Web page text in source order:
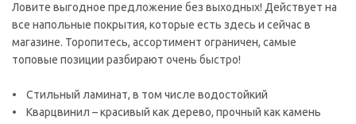
Ловите выгодное предложение без выходных! Действует на
все напольные покрытия, которые есть здесь и сейчас в
магазине. Торопитесь, ассортимент ограничен, самые
топовые позиции разбирают очень быстро!
• Стильный ламинат, в том числе водостойкий
• Кварцвинил – красивый как дерево, прочный как камень